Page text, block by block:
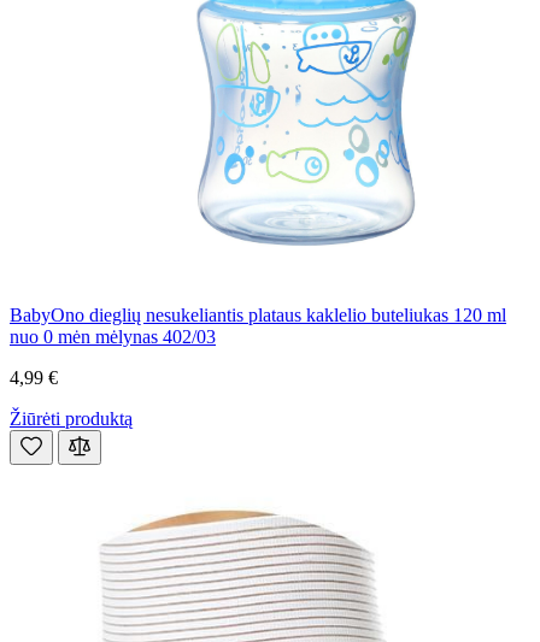
BabyOno dieglių nesukeliantis plataus kaklelio buteliukas 120 ml
nuo 0 mėn mėlynas 402/03
4,99 €
Žiūrėti produktą